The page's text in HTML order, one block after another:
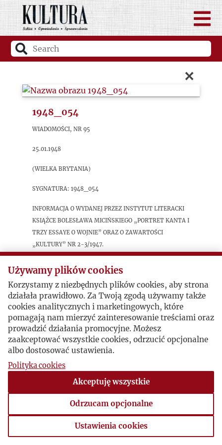
×
1948_054
Wiadomości, nr 95
25.01.1948
(Wielka Brytania)
sygnatura: 1948_054
Informacja o wydanej przez Instytut Literacki
książce Bolesława Micińskiego „Portret Kanta i
trzy essaye o wojnie” oraz o zawartości
„Kultury” nr 2-3/1947.
Postacie powiązane
Inne:Bolesław Miciński
Używamy plików cookies
Korzystamy z niezbędnych plików cookies, aby strona
działała prawidłowo. Za Twoją zgodą używamy także
cookies analitycznych i marketingowych, które
pomagają nam mierzyć zainteresowanie treściami oraz
prowadzić działania promocyjne. Możesz
zaakceptować wszystkie cookies, odrzucić opcjonalne
albo dostosować ustawienia.
Polityka cookies
Akceptuję wszystkie
Odrzucam opcjonalne
Ustawienia cookies
Ustawienia cookies